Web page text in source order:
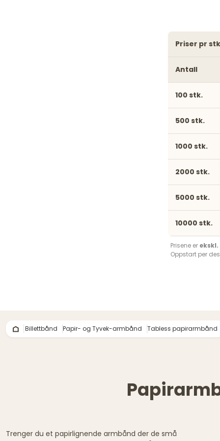
priser pr
Antall
100 stk.
500 stk.
1000 stk.
2000 stk.
5000 stk.
10000 stk.
Prisene er
Oppstart per
Billettbånd Papir- og Tyvek-armbånd Tabless papirarmbånd
Trenger du et papirlignende armbånd der de små